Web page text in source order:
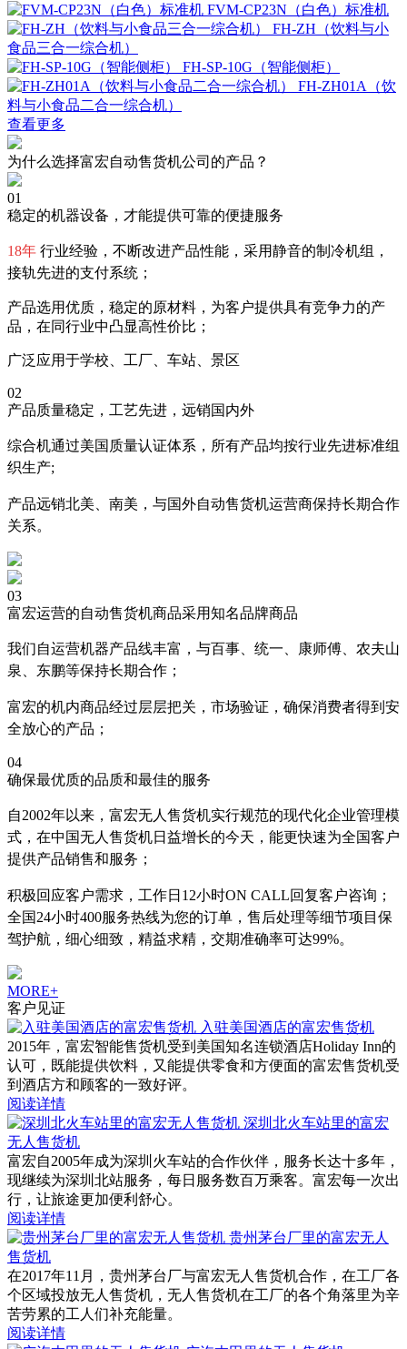
FVM-CP23N（白色）标准机
FH-ZH（饮料与小
食品三合一综合机）
FH-SP-10G（智能侧柜）
FH-ZH01A（饮
料与小食品二合一综合机）
查看更多
为什么选择富宏自动售货机公司的产品？
01
稳定的机器设备，才能提供可靠的便捷服务
18年 行业经验，不断改进产品性能，采用静音的制冷机组，
接轨先进的支付系统；
产品选用优质，稳定的原材料，为客户提供具有竞争力的产
品，在同行业中凸显高性价比；
广泛应用于学校、工厂、车站、景区
02
产品质量稳定，工艺先进，远销国内外
综合机通过美国质量认证体系，所有产品均按行业先进标准组
织生产;
产品远销北美、南美，与国外自动售货机运营商保持长期合作
关系。
03
富宏运营的自动售货机商品采用知名品牌商品
我们自运营机器产品线丰富，与百事、统一、康师傅、农夫山
泉、东鹏等保持长期合作；
富宏的机内商品经过层层把关，市场验证，确保消费者得到安
全放心的产品；
04
确保最优质的品质和最佳的服务
自2002年以来，富宏无人售货机实行规范的现代化企业管理模
式，在中国无人售货机日益增长的今天，能更快速为全国客户
提供产品销售和服务；
积极回应客户需求，工作日12小时ON CALL回复客户咨询；
全国24小时400服务热线为您的订单，售后处理等细节项目保
驾护航，细心细致，精益求精，交期准确率可达99%。
MORE+
客户见证
入驻美国酒店的富宏售货机
2015年，富宏智能售货机受到美国知名连锁酒店Holiday Inn的
认可，既能提供饮料，又能提供零食和方便面的富宏售货机受
到酒店方和顾客的一致好评。
阅读详情
深圳北火车站里的富宏
无人售货机
富宏自2005年成为深圳火车站的合作伙伴，服务长达十多年，
现继续为深圳北站服务，每日服务数百万乘客。富宏每一次出
行，让旅途更加便利舒心。
阅读详情
贵州茅台厂里的富宏无人
售货机
在2017年11月，贵州茅台厂与富宏无人售货机合作，在工厂各
个区域投放无人售货机，无人售货机在工厂的各个角落里为辛
苦劳累的工人们补充能量。
阅读详情